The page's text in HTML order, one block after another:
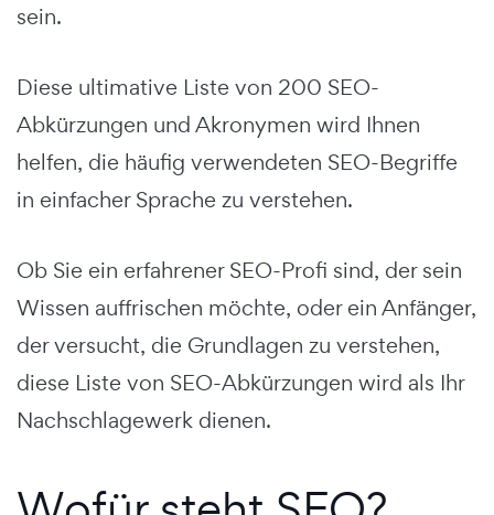
sein.
Diese ultimative Liste von 200 SEO-
Abkürzungen und Akronymen wird Ihnen
helfen, die häufig verwendeten SEO-Begriffe
in einfacher Sprache zu verstehen.
Ob Sie ein erfahrener SEO-Profi sind, der sein
Wissen auffrischen möchte, oder ein Anfänger,
der versucht, die Grundlagen zu verstehen,
diese Liste von SEO-Abkürzungen wird als Ihr
Nachschlagewerk dienen.